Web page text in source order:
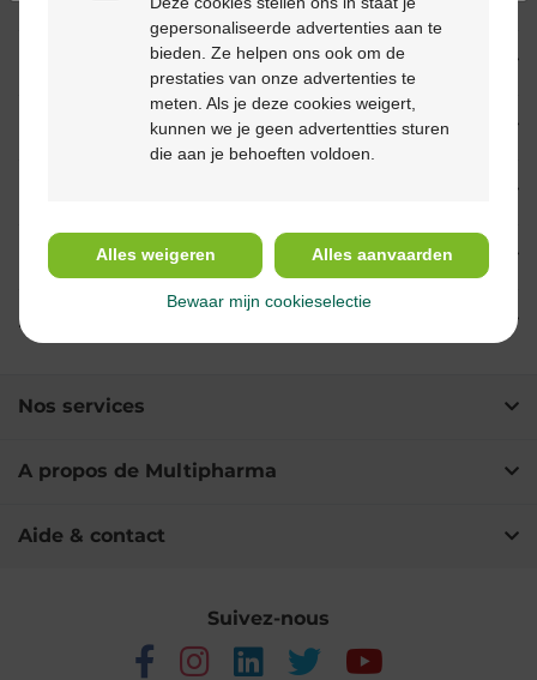
Ingrédients
Nos services
A propos de Multipharma
Aide & contact
Suivez-nous
gepersonaliseerde advertenties aan te
bieden. Ze helpen ons ook om de
prestaties van onze advertenties te
meten. Als je deze cookies weigert,
kunnen we je geen advertentties sturen
die aan je behoeften voldoen.
Alles weigeren Alles aanvaarden
Bewaar mijn cookieselectie